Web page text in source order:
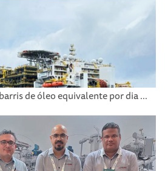
de óleo equivalente por dia ...